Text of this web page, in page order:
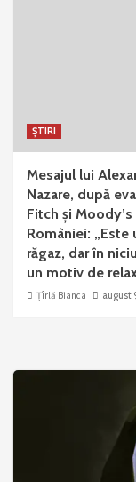
ȘTIRI
Mesajul lui
Nazare, după
Fitch și Moody’s
României: „Este
răgaz, dar în
un motiv de
Țîrlă Bianca august